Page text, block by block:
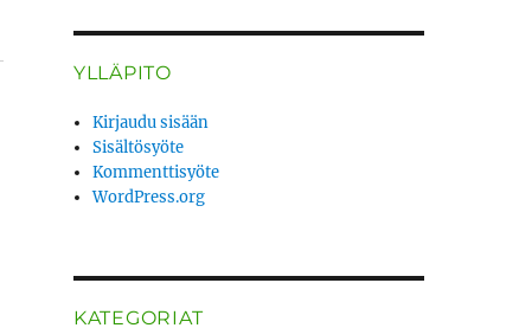
YLLÄPITO
Kirjaudu sisään
Sisältösyöte
Kommenttisyöte
WordPress.org
KATEGORIAT